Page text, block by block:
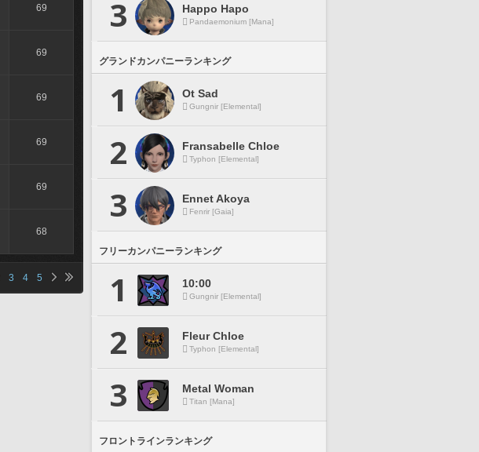
69
69
69
69
69
68
3 4 5
3 Happo Hapo
Pandaemonium [Mana]
グランドカンパニーランキング
1 Ot Sad
Gungnir [Elemental]
2 Fransabelle Chloe
Typhon [Elemental]
3 Ennet Akoya
Fenrir [Gaia]
フリーカンパニーランキング
1 10:00
Gungnir [Elemental]
2 Fleur Chloe
Typhon [Elemental]
3 Metal Woman
Titan [Mana]
フロントラインランキング